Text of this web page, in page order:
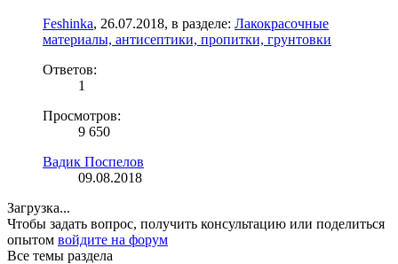
Feshinka, 26.07.2018, в разделе: Лакокрасочные
материалы, антисептики, пропитки, грунтовки
Ответов:
1
Просмотров:
9 650
Вадик Поспелов
09.08.2018
Загрузка...
Чтобы задать вопрос, получить консультацию или поделиться
опытом войдите на форум
Все темы раздела